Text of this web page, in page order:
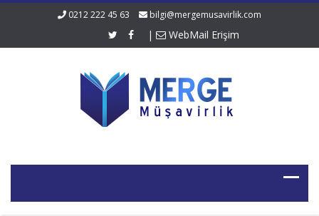
0212 222 45 63 bilgi@mergemusavirlik.com
| WebMail Erişim